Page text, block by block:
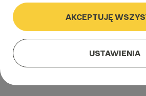
AKCEPTUJĘ
USTAWIENIA